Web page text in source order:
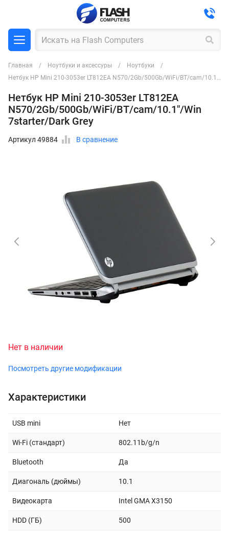
Главная Ноутбуки и аксессуры
Ноутбуки
Нетбук HP Mini 210-3053er LT812EA N570/2Gb/500Gb/WiFi/BT/cam/10.1"/Win 7starter/Dark Grey
Нетбук HP Mini 210-3053er LT812EA
N570/2Gb/500Gb/WiFi/BT/cam/10.1"/Win
7starter/Dark Grey
Артикул 49884 В сравнение
Нет в наличии
Посмотреть другие модификации
Характеристики
USB mini Нет
Wi-Fi (стандарт) 802.11b/g/n
Bluetooth Да
Диагональ (дюймы) 10.1
Видеокарта Intel GMA X3150
HDD (ГБ) 500